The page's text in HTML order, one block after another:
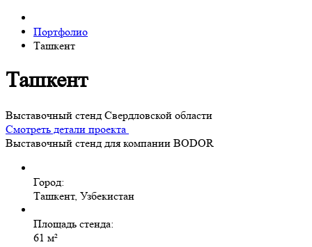
Портфолио
Ташкент
Ташкент
Выставочный стенд Свердловской области
Смотреть детали проекта
Выставочный стенд для компании BODOR
Город:
Ташкент, Узбекистан
Площадь стенда:
61 м²